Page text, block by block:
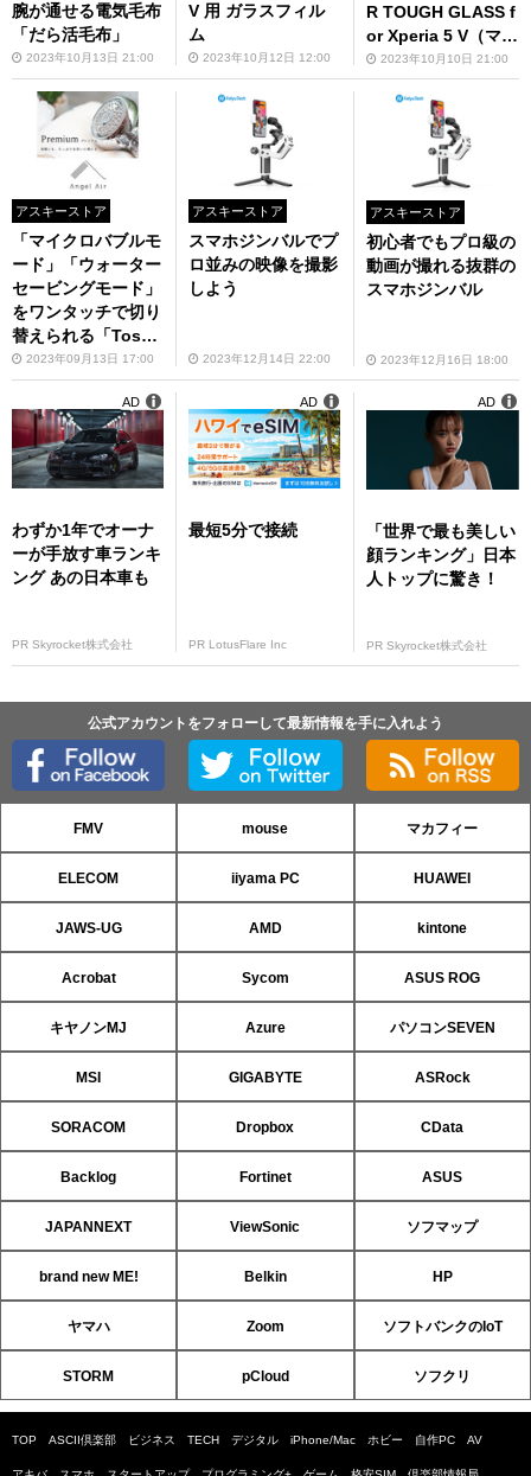
腕が通せる電気毛布
「だら活毛布」
2023年10月13日 21:00
V 用 ガラスフィル
ム
2023年10月12日 12:00
R TOUGH GLASS f
or Xperia 5 V（マッ
ト・反射防止）」
2023年10月10日 21:00
アスキーストア
「マイクロバブルモ
ード」「ウォーター
セービングモード」
をワンタッチで切り
替えられる「Toshi
n AngelAir シャワ
ーヘッド プレミア
ム Premium TH-00
7CR」
2023年09月13日 17:00
アスキーストア
スマホジンバルでプ
ロ並みの映像を撮影
しよう
2023年12月14日 22:00
アスキーストア
初心者でもプロ級の
動画が撮れる抜群の
スマホジンバル
2023年12月16日 18:00
わずか1年でオーナ
ーが手放す車ランキ
ング あの日本車も
PR Skyrocket株式会社
AD
最短5分で接続
PR LotusFlare Inc
AD
「世界で最も美しい
顔ランキング」日本
人トップに驚き！
PR Skyrocket株式会社
AD
公式アカウントをフォローして最新情報を手に入れよう
FMV mouse マカフィー
ELECOM iiyama PC HUAWEI
JAWS-UG AMD kintone
Acrobat Sycom ASUS ROG
キヤノンMJ Azure パソコンSEVEN
MSI GIGABYTE ASRock
SORACOM Dropbox CData
Backlog Fortinet ASUS
JAPANNEXT ViewSonic ソフマップ
brand new ME! Belkin HP
ヤマハ Zoom ソフトバンクのIoT
STORM pCloud ソフクリ
TOP ASCII倶楽部 ビジネス TECH デジタル iPhone/Mac ホビー 自作PC AV